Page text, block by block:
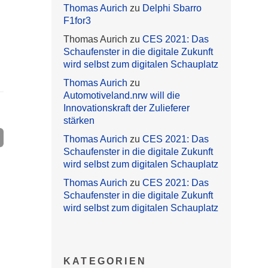
Thomas Aurich zu Delphi Sbarro
F1for3
Thomas Aurich zu CES 2021: Das
Schaufenster in die digitale Zukunft
wird selbst zum digitalen Schauplatz
Thomas Aurich zu
Automotiveland.nrw will die
Innovationskraft der Zulieferer
stärken
Thomas Aurich zu CES 2021: Das
Schaufenster in die digitale Zukunft
wird selbst zum digitalen Schauplatz
Thomas Aurich zu CES 2021: Das
Schaufenster in die digitale Zukunft
wird selbst zum digitalen Schauplatz
KATEGORIEN